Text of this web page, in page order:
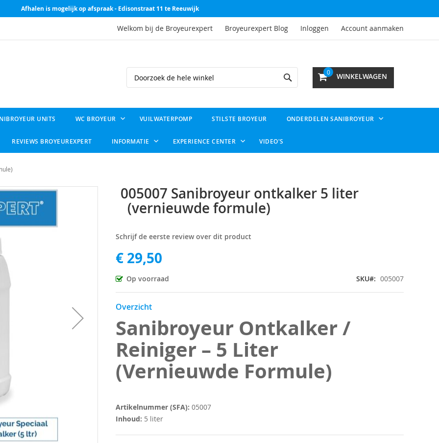
Afhalen is mogelijk op afspraak - Edisonstraat 11 te Reeuwijk
Welkom bij de Broyeurexpert Broyeurexpert Blog Inloggen Account aanmaken
WINKELWAGEN
0
Search
UNITS WC BROYEUR VUILWATERPOMP STILSTE BROYEUR ONDERDELEN SANIBROYEUR
REVIEWS BROYEUREXPERT INFORMATIE EXPERIENCE CENTER VIDEO'S
005007 Sanibroyeur ontkalker 5 liter
(vernieuwde formule)
Schrijf de eerste review over dit product
€ 29,50
Op voorraad SKU 005007
Overzicht
Sanibroyeur Ontkalker /
Reiniger – 5 Liter
(Vernieuwde Formule)
Artikelnummer (SFA): 05007
Inhoud: 5 liter